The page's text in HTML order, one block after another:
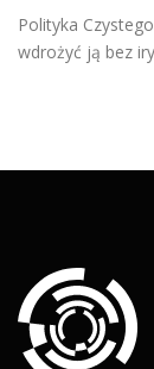
Polityka
wdrożyć ją bez